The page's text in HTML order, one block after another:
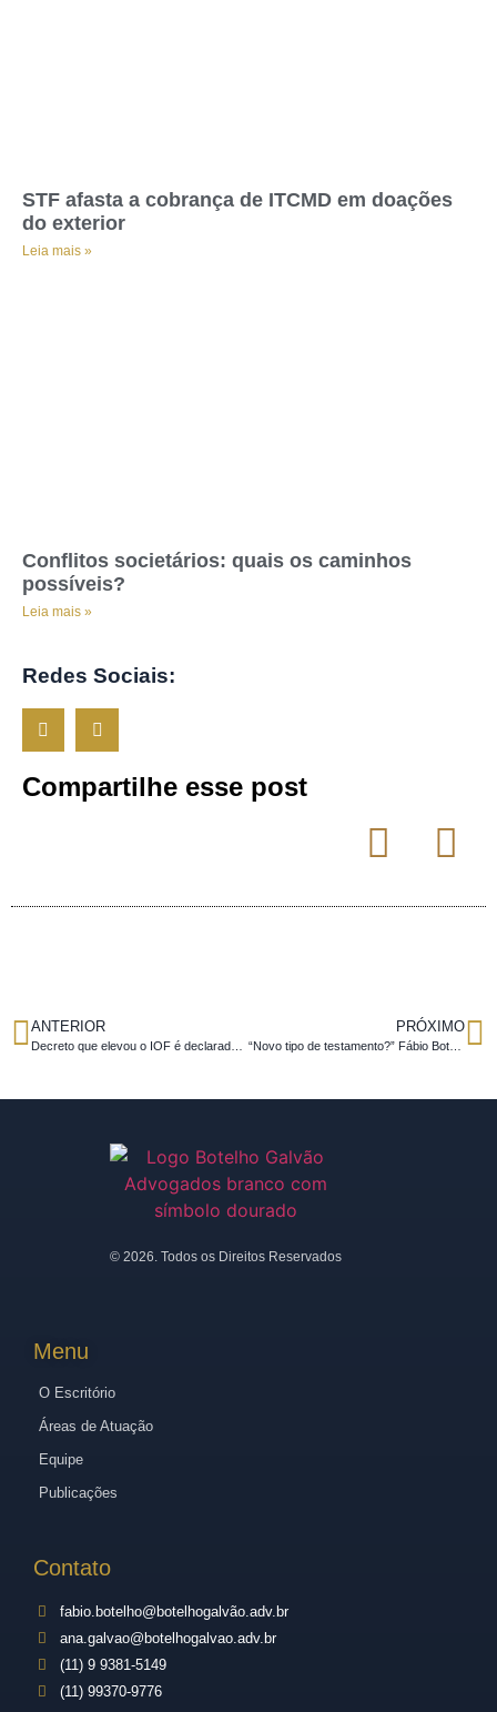
STF afasta a cobrança de ITCMD em doações
do exterior
Leia mais »
Conflitos societários: quais os caminhos
possíveis?
Leia mais »
Redes Sociais:
Compartilhe esse post
ANTERIOR PRÓXIMO
“Novo tipo de testamento?” Fábio Botelho comenta proposta em entrevista ao E-Investidor
©2026 . Todos os Direitos Reservados
Menu
O Escritório
Áreas de Atuação
Equipe
Publicações
Contato
fabio.botelho@botelhogalvão.adv.br
ana.galvao@botelhogalvao.adv.br
(11) 9 9381-5149
(11) 99370-9776